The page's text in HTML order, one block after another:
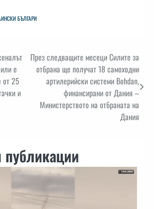
БЪЛГАРИ
е
от 25
и
През следващите месеци Силите за
отбрана ще получат 18 самоходни
артилерийски системи Bohdan,
финансирани от Дания –
Министерството на отбраната на
Дания